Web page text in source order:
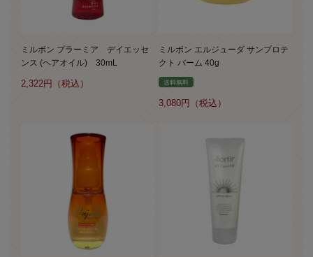
ミルボン プラーミア デイエッセ
ンス (ヘアオイル) 30mL
2,322
ミルボン エルジューダ サンプロテ
クト バーム 40g
送料無料
3,080